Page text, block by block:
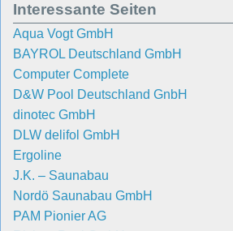
Interessante Seiten
Aqua Vogt GmbH
BAYROL Deutschland GmbH
Computer Complete
D&W Pool Deutschland GnbH
dinotec GmbH
DLW delifol GmbH
Ergoline
J.K. – Saunabau
Nordö Saunabau GmbH
PAM Pionier AG